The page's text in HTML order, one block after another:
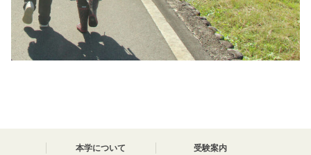
本学について 受験案内